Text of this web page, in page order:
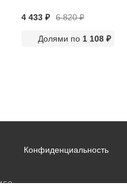
4 433 ₽ 6 820₽
Долями по 1 108 ₽
Конфиденциальность